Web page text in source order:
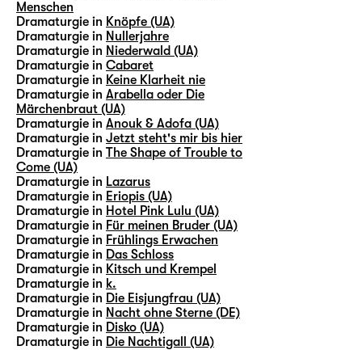
Menschen
Dramaturgie in Knöpfe (UA)
Dramaturgie in Nullerjahre
Dramaturgie in Niederwald (UA)
Dramaturgie in Cabaret
Dramaturgie in Keine Klarheit nie
Dramaturgie in Arabella oder Die
Märchenbraut (UA)
Dramaturgie in Anouk & Adofa (UA)
Dramaturgie in Jetzt steht's mir bis hier
Dramaturgie in The Shape of Trouble to
Come (UA)
Dramaturgie in Lazarus
Dramaturgie in Eriopis (UA)
Dramaturgie in Hotel Pink Lulu (UA)
Dramaturgie in Für meinen Bruder (UA)
Dramaturgie in Frühlings Erwachen
Dramaturgie in Das Schloss
Dramaturgie in Kitsch und Krempel
Dramaturgie in k.
Dramaturgie in Die Eisjungfrau (UA)
Dramaturgie in Nacht ohne Sterne (DE)
Dramaturgie in Disko (UA)
Dramaturgie in Die Nachtigall (UA)